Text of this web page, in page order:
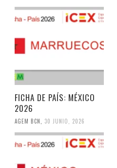
FICHA DE PAÍS: MÉXICO
2026
AGEM BCN 30 JUNIO, 2026